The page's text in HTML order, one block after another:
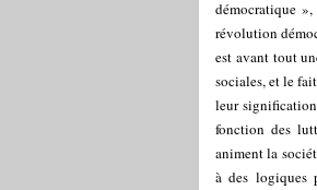
démocratique
révolution
est avant tout
sociales, et le
leur
fonction des
animent la
à des logiques